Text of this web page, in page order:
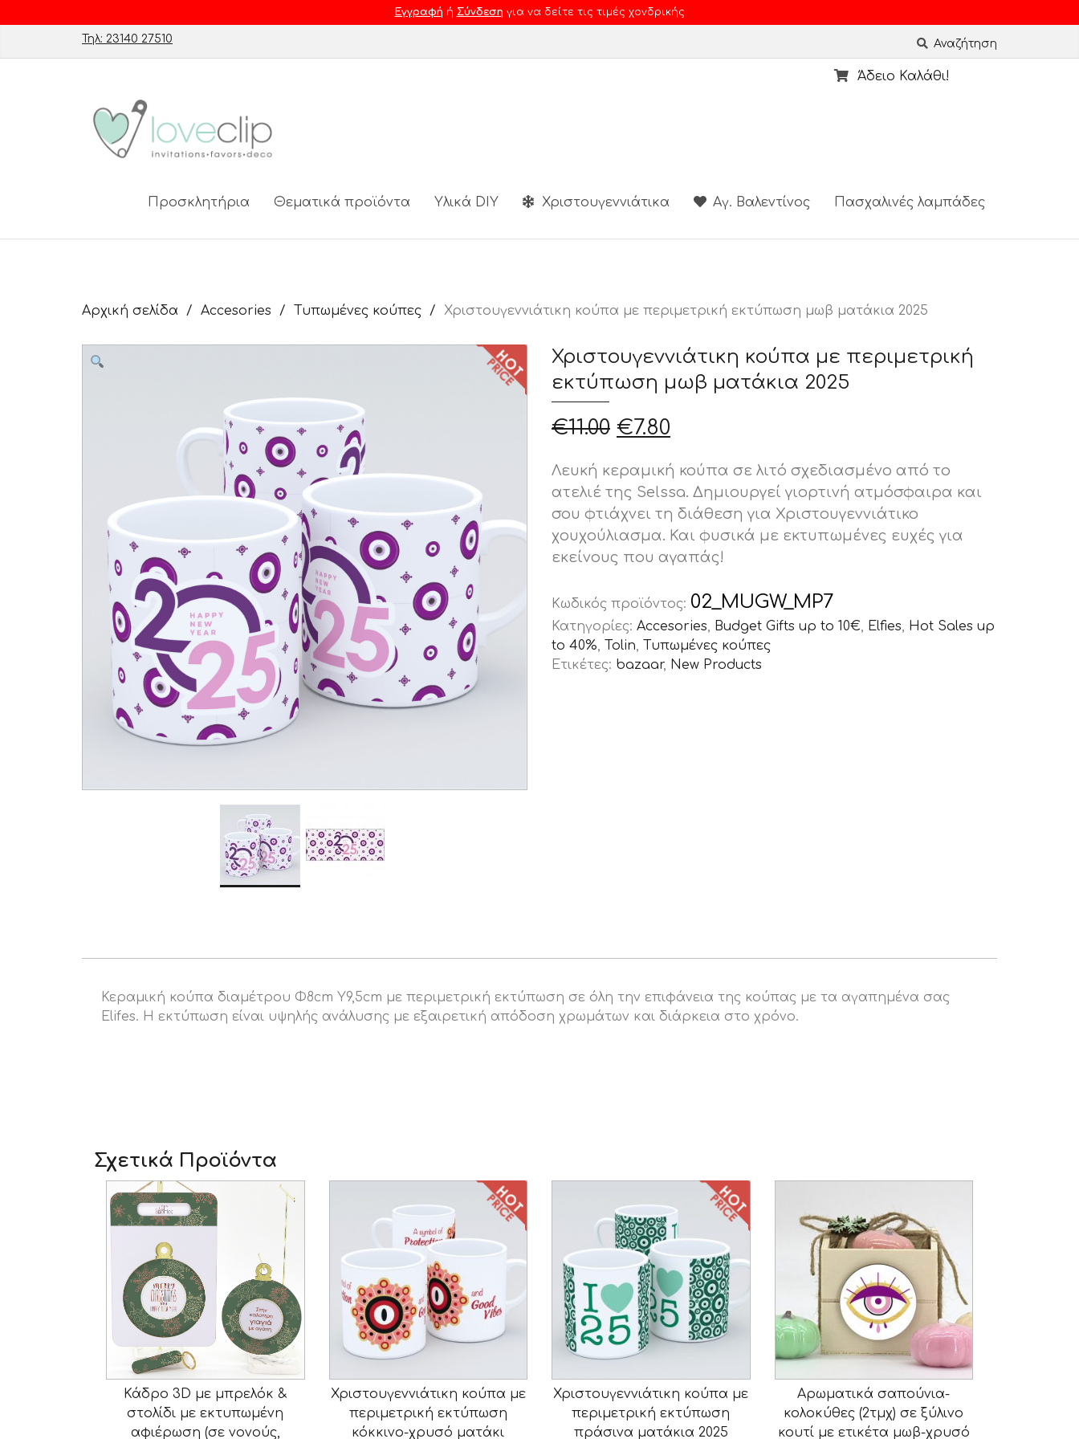
Εγγραφή ή Σύνδεση για να δείτε τις τιμές χονδρικής
Τηλ: 23140 27510 Αναζήτηση
Άδειο Καλάθι!
Προσκλητήρια Θεματικά προϊόντα Υλικά DIY Χριστουγεννιάτικα Αγ. Βαλεντίνος Πασχαλινές λαμπάδες
Αρχική σελίδα Accesories Τυπωμένες κούπες Χριστουγεννιάτικη κούπα με περιμετρική εκτύπωση μωβ ματάκια 2025
Χριστουγεννιάτικη κούπα με περιμετρική
εκτύπωση μωβ ματάκια 2025
€11.00 Original
price
was:
€11.00.
€7.80
τρέχουσα
τιμή
είναι:
€7.80.
Λευκή κεραμική κούπα σε λιτό σχεδιασμένο από το
ατελιέ της Selssa. Δημιουργεί γιορτινή ατμόσφαιρα και
σου φτιάχνει τη διάθεση για Χριστουγεννιάτικο
χουχούλιασμα. Και φυσικά με εκτυπωμένες ευχές για
εκείνους που αγαπάς!
Κωδικός προϊόντος: 02_MUGW_MP7
Κατηγορίες: Accesories, Budget Gifts up to 10€, Elfies, Hot Sales up
to 40%, Tolin, Τυπωμένες κούπες
Ετικέτες: bazaar, New Products
Κεραμική κούπα διαμέτρου Φ8cm Υ9,5cm με περιμετρική εκτύπωση σε όλη την επιφάνεια της κούπας με τα αγαπημένα σας
Elifes. H εκτύπωση είναι υψηλής ανάλυσης με εξαιρετική απόδοση χρωμάτων και διάρκεια στο χρόνο.
Σχετικά Προϊόντα
Κάδρο 3D με μπρελόκ &
στολίδι με εκτυπωμένη
αφιέρωση (σε νονούς,
Χριστουγεννιάτικη κούπα με
περιμετρική εκτύπωση
κόκκινο-χρυσό ματάκι
Χριστουγεννιάτικη κούπα με
περιμετρική εκτύπωση
πράσινα ματάκια 2025
Αρωματικά σαπούνια-
κολοκύθες (2τμχ) σε ξύλινο
κουτί με ετικέτα μωβ-χρυσό